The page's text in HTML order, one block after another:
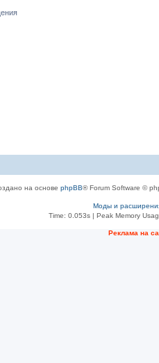
на основе phpBB® Forum Software ©
Моды и
Time: 0.053s| Peak Memory
Рeклама на